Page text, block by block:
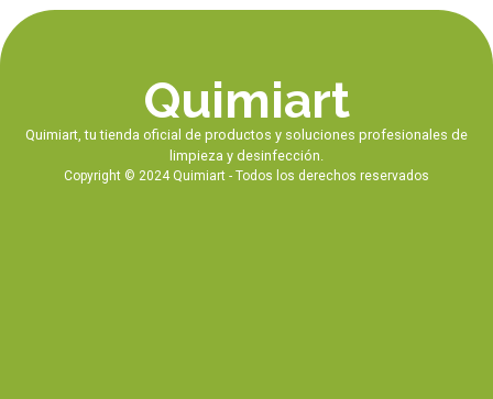
Quimiart
Quimiart, tu tienda oficial de productos y soluciones profesionales de
limpieza y desinfección.
Copyright © 2024 Quimiart - Todos los derechos reservados